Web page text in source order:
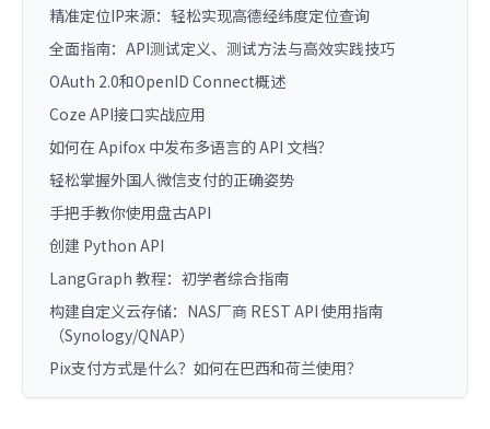
精准定位IP来源：轻松实现高德经纬度定位查询
全面指南：API测试定义、测试方法与高效实践技巧
OAuth 2.0和OpenID Connect概述
Coze API接口实战应用
如何在 Apifox 中发布多语言的 API 文档？
轻松掌握外国人微信支付的正确姿势
手把手教你使用盘古API
创建 Python API
LangGraph 教程：初学者综合指南
构建自定义云存储：NAS厂商 REST API 使用指南
（Synology/QNAP）
Pix支付方式是什么？如何在巴西和荷兰使用？